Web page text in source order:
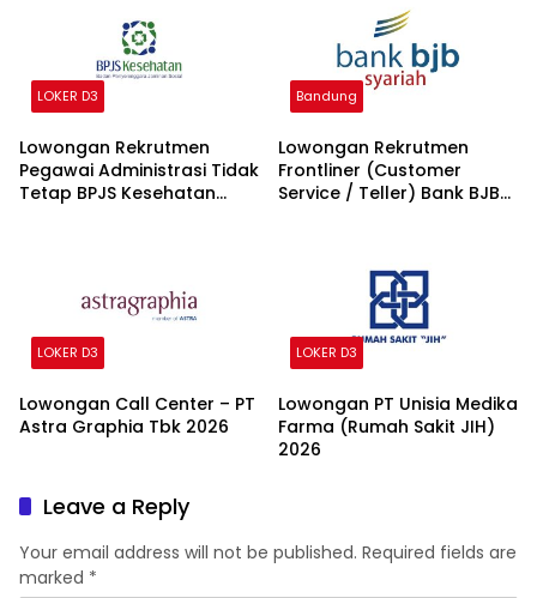
LOKER D3
Lowongan Rekrutmen
Pegawai Administrasi Tidak
Tetap BPJS Kesehatan
Bandung
Lowongan Rekrutmen
Frontliner (Customer
Service / Teller) Bank BJB
LOKER D3
Lowongan Call Center – PT
Astra Graphia Tbk 2026
LOKER D3
Lowongan PT Unisia Medika
Farma (Rumah Sakit JIH)
2026
Leave a Reply
Your email address will not be published. Required fields are
marked *